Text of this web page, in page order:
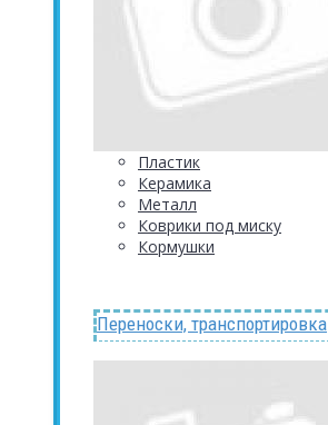
Пластик
Керамика
Металл
Коврики под миску
Кормушки
Переноски, транспортировка